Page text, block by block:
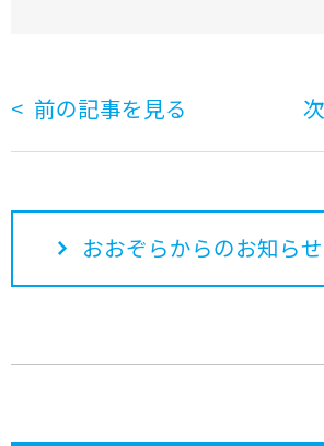
前の記事を見る
おおぞらからのお知ら